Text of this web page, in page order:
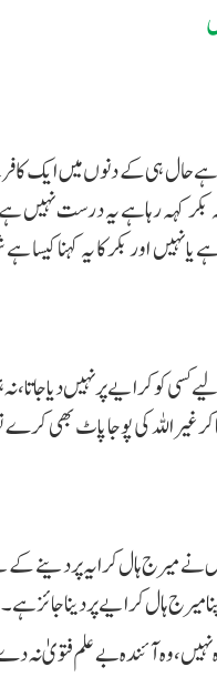
ہے حال ہی کے دنوں میں ایک
کہہ رہا ہے یہ درست نہیں
نہیں اور بکر کا یہ کہنا
کو کرایے پر نہیں دیا جاتا،
کی پوجا پاٹ بھی کرے
میرج ہال کرایہ پر دینے کے
میرج ہال کرایے پر دینا جائز ہے۔
وہ آئندہ بے علم فتویٰ نہ